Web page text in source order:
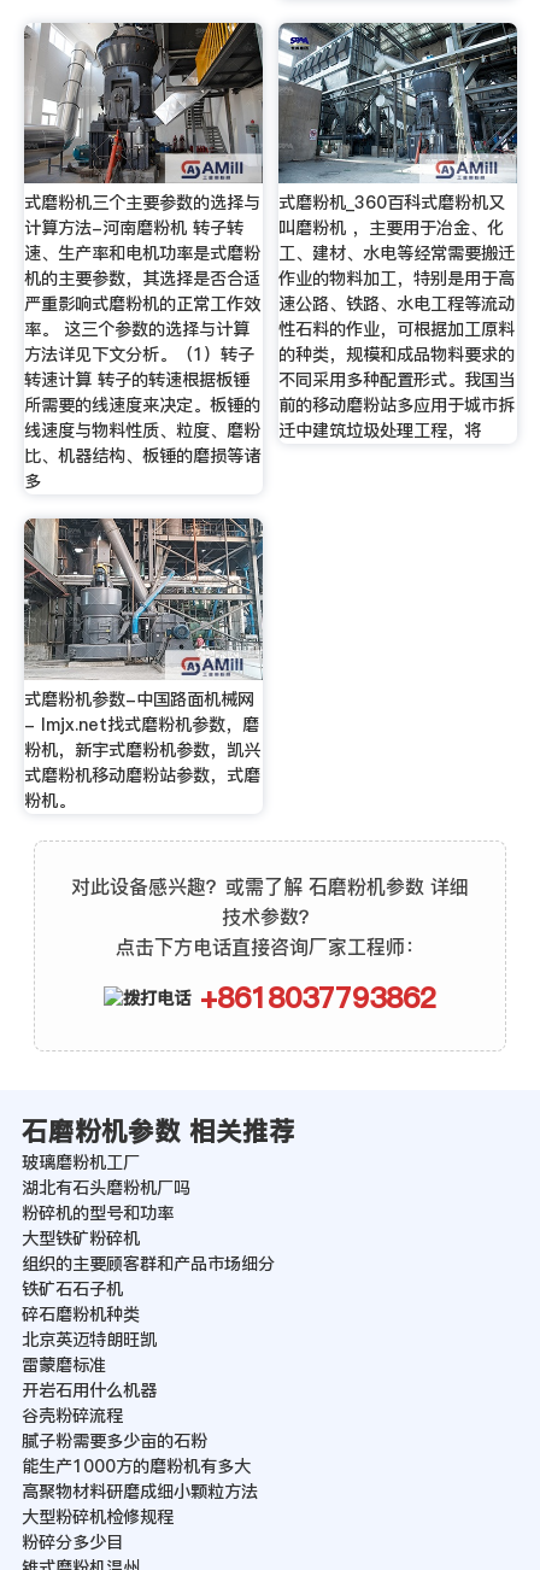
式磨粉机三个主要参数的选择与
计算方法-河南磨粉机 转子转
速、生产率和电机功率是式磨粉
机的主要参数，其选择是否合适
严重影响式磨粉机的正常工作效
率。 这三个参数的选择与计算
方法详见下文分析。（1）转子
转速计算 转子的转速根据板锤
所需要的线速度来决定。板锤的
线速度与物料性质、粒度、磨粉
比、机器结构、板锤的磨损等诸
多
式磨粉机_360百科式磨粉机又
叫磨粉机 ，主要用于冶金、化
工、建材、水电等经常需要搬迁
作业的物料加工，特别是用于高
速公路、铁路、水电工程等流动
性石料的作业，可根据加工原料
的种类，规模和成品物料要求的
不同采用多种配置形式。我国当
前的移动磨粉站多应用于城市拆
迁中建筑垃圾处理工程，将
式磨粉机参数-中国路面机械网
- lmjx.net找式磨粉机参数，磨
粉机，新宇式磨粉机参数，凯兴
式磨粉机移动磨粉站参数，式磨
粉机。
对此设备感兴趣？或需了解 石磨粉机参数 详细
技术参数？
点击下方电话直接咨询厂家工程师：
+8618037793862
石磨粉机参数 相关推荐
玻璃磨粉机工厂
湖北有石头磨粉机厂吗
粉碎机的型号和功率
大型铁矿粉碎机
组织的主要顾客群和产品市场细分
铁矿石石子机
碎石磨粉机种类
北京英迈特朗旺凯
雷蒙磨标准
开岩石用什么机器
谷壳粉碎流程
腻子粉需要多少亩的石粉
能生产1000方的磨粉机有多大
高聚物材料研磨成细小颗粒方法
大型粉碎机检修规程
粉碎分多少目